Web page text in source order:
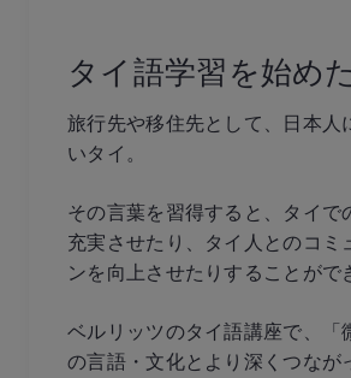
タイ語学習を始め
旅行先や移住先として、日本人
いタイ。
その言葉を習得すると、タイで
充実させたり、タイ人とのコミ
ンを向上させたりすることがで
ベルリッツのタイ語講座で、「
の言語・文化とより深くつなが